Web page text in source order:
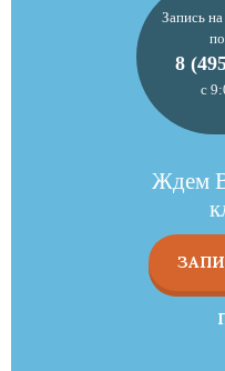
Запись
8
с
Ждем